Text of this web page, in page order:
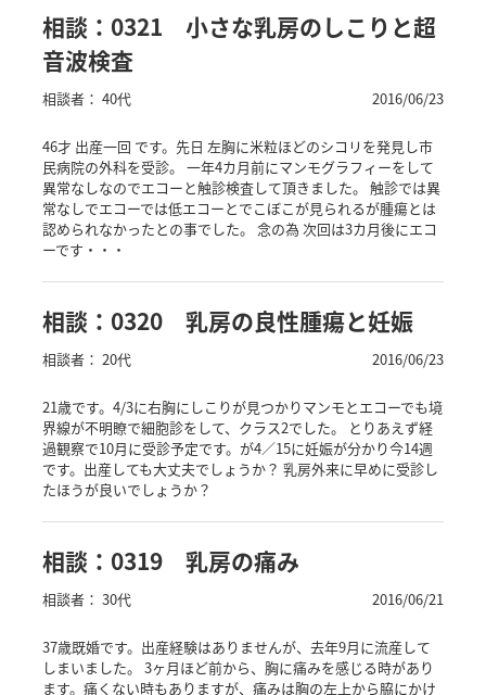
相談：0321 小さな乳房のしこりと超
音波検査
相談者： 40代 2016/06/23
46才 出産一回 です。先日 左胸に米粒ほどのシコリを発見し市
民病院の外科を受診。 一年4カ月前にマンモグラフィーをして
異常なしなのでエコーと触診検査して頂きました。 触診では異
常なしでエコーでは低エコーとでこぼこが見られるが腫瘍とは
認められなかったとの事でした。 念の為 次回は3カ月後にエコ
ーです・・・
相談：0320 乳房の良性腫瘍と妊娠
相談者： 20代 2016/06/23
21歳です。4/3に右胸にしこりが見つかりマンモとエコーでも境
界線が不明瞭で細胞診をして、クラス2でした。 とりあえず経
過観察で10月に受診予定です。が4／15に妊娠が分かり今14週
です。出産しても大丈夫でしょうか？ 乳房外来に早めに受診し
たほうが良いでしょうか？
相談：0319 乳房の痛み
相談者： 30代 2016/06/21
37歳既婚です。出産経験はありませんが、去年9月に流産して
しまいました。 3ヶ月ほど前から、胸に痛みを感じる時があり
ます。痛くない時もありますが、痛みは胸の左上から脇にかけ